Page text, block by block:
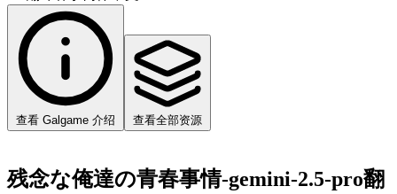
查看 Galgame 介绍 查看全部资源
残念な俺達の青春事情-gemini-2.5-pro翻